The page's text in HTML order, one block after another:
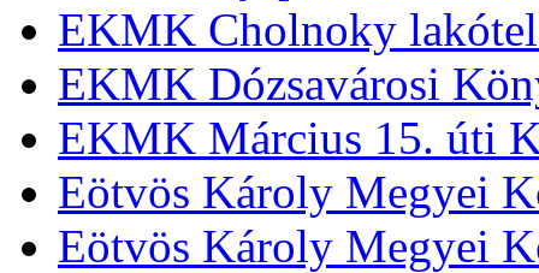
EKMK Cholnoky
EKMK Dózsavárosi
EKMK Március 15. úti
Eötvös Károly Megyei
Eötvös Károly Megyei